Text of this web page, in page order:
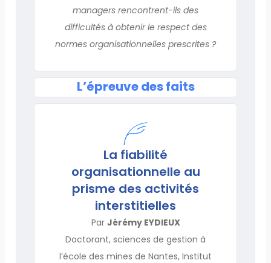
managers rencontrent-ils des
difficultés à obtenir le respect des
normes organisationnelles prescrites ?
L’épreuve des faits
La fiabilité
organisationnelle au
prisme des activités
interstitielles
Par Jérémy EYDIEUX
Doctorant, sciences de gestion à
l’école des mines de Nantes, Institut